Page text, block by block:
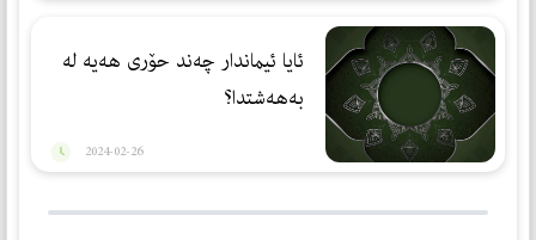
ئایا ئیماندار چەند حۆری ھەیە لە
بەھەشتدا؟
2024-02-26